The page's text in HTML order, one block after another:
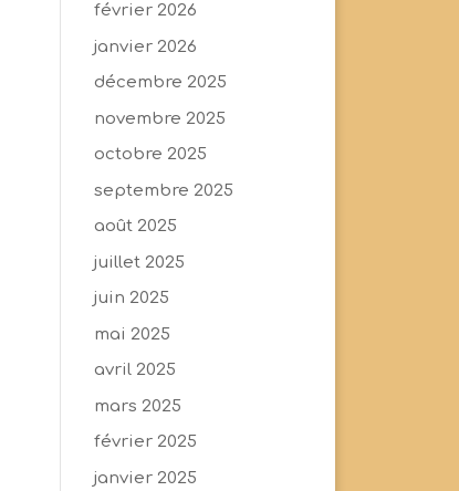
février 2026
janvier 2026
décembre 2025
novembre 2025
octobre 2025
septembre 2025
août 2025
juillet 2025
juin 2025
mai 2025
avril 2025
mars 2025
février 2025
janvier 2025